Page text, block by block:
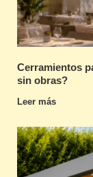
Cerramientos
sin obras?
Leer más